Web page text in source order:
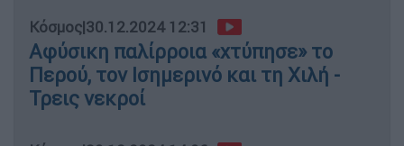
Κόσμος|30.12.2024 12:31
Αφύσικη παλίρροια «χτύπησε» το
Περού, τον Ισημερινό και τη Χιλή -
Τρεις νεκροί